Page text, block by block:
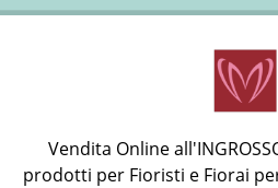
Vendita Online
prodotti per Fioristi e Fiorai